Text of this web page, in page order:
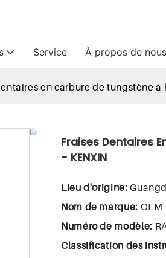
Service À propos de nous
en carbure de tungstène à
Fraises Dentaires
- KENXIN
Lieu d'origine:
Nom de marque: OEM
Numéro de modèle:
Classification des